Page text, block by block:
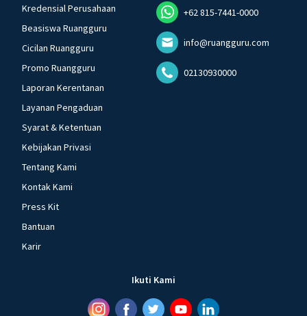
Kredensial Perusahaan
Beasiswa Ruangguru
Cicilan Ruangguru
Promo Ruangguru
Laporan Kerentanan
Layanan Pengaduan
Syarat & Ketentuan
Kebijakan Privasi
Tentang Kami
Kontak Kami
Press Kit
Bantuan
Karir
+62 815-7441-0000
info@ruangguru.com
02130930000
Ikuti Kami